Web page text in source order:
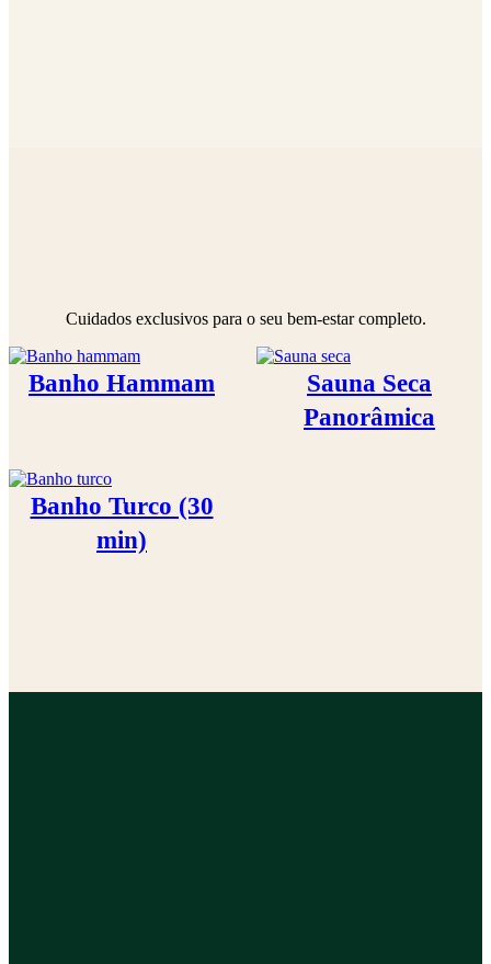
Cuidados exclusivos para o seu bem-estar completo.
Banho Hammam
Sauna Seca
Panorâmica
Banho Turco (30
min)